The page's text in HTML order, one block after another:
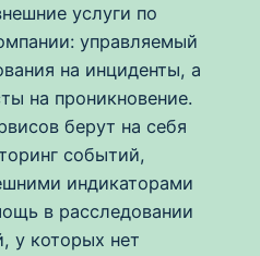
услуги по
управляемый
на инциденты, а
на проникновение.
берут на себя
событий,
индикаторами
в расследовании
у которых нет